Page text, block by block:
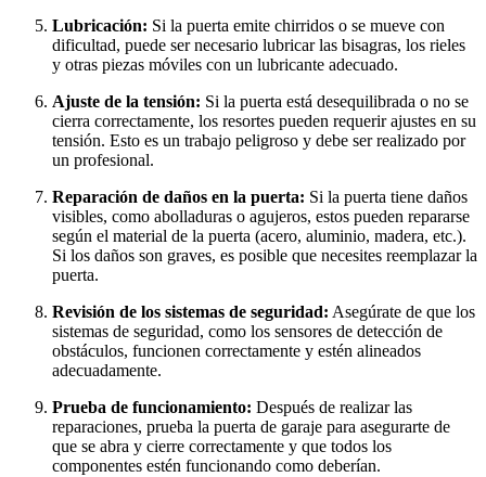
Lubricación: Si la puerta emite chirridos o se mueve con
dificultad, puede ser necesario lubricar las bisagras, los rieles
y otras piezas móviles con un lubricante adecuado.
Ajuste de la tensión: Si la puerta está desequilibrada o no se
cierra correctamente, los resortes pueden requerir ajustes en su
tensión. Esto es un trabajo peligroso y debe ser realizado por
un profesional.
Reparación de daños en la puerta: Si la puerta tiene daños
visibles, como abolladuras o agujeros, estos pueden repararse
según el material de la puerta (acero, aluminio, madera, etc.).
Si los daños son graves, es posible que necesites reemplazar la
puerta.
Revisión de los sistemas de seguridad: Asegúrate de que los
sistemas de seguridad, como los sensores de detección de
obstáculos, funcionen correctamente y estén alineados
adecuadamente.
Prueba de funcionamiento: Después de realizar las
reparaciones, prueba la puerta de garaje para asegurarte de
que se abra y cierre correctamente y que todos los
componentes estén funcionando como deberían.